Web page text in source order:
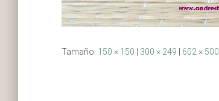
Tamaño: 150 × 150 300 × 249 602 × 500